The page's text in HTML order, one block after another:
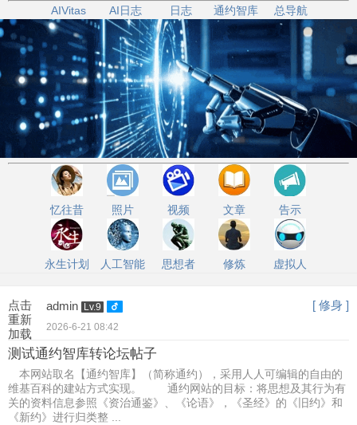
AIVitas AI日志 日志 通约智库 总导航
忆往昔 照片 视频 文章 告示
永生计划 人工智能 思想者 修炼 虚拟人
点击
重新
加载
admin Lv.9 [ 修身 ]
2026-6-21 08:42
测试通约智库转论坛帖子
本网站取名【通约智库】（简称通约），采用人人可编辑的自由的
维基百科的建站方式实现。 通约网站的目标：将思想及其行为有
关的资料信息参照《资治通鉴》、《论语》，《圣经》的《旧约》和
《新约》进行归类整 ...